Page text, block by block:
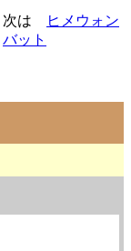
次は
ヒメウォン
バット